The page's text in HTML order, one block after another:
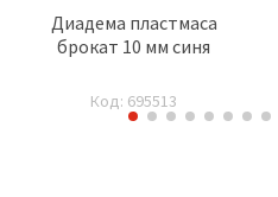
Диадема пластмаса
брокат 10 мм синя
Код: 695513